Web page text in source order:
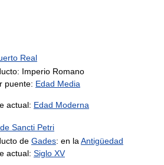
Real
Imperio Romano
puente: Edad Media
actual: Edad Moderna
Sancti Petri
de Gades: en la Antigüedad
actual: Siglo XV